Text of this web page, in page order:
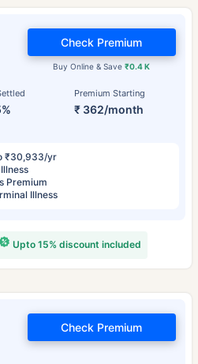
Premium Starting
₹ 362/month
Buy Online & Save₹0.4 K
Check Premium
₹30,933/yr
Premium
Illness
Upto 15% discount included
Check Premium